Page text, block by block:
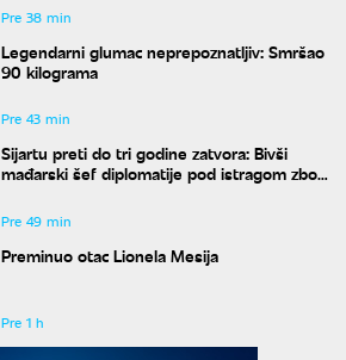
Pre 38 min
Legendarni glumac neprepoznatljiv: Smršao
90 kilograma
Pre 43 min
Sijartu preti do tri godine zatvora: Bivši
mađarski šef diplomatije pod istragom zbog
Pre 49 min
Preminuo otac Lionela Mesija
Pre 1 h